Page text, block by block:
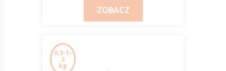
ZOBACZ
0,5-1-
3
kg